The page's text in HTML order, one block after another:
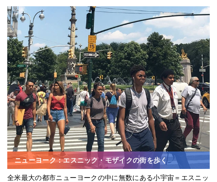
ニューヨーク：エスニック・モザイクの街を歩く
全米最大の都市ニューヨークの中に無数にある小宇宙＝エスニッ